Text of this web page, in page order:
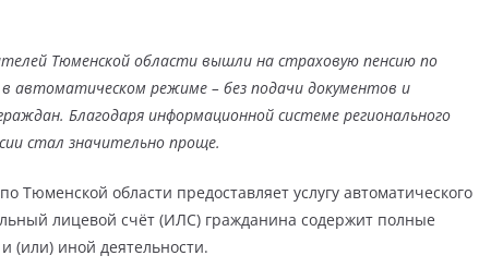
Тюменской области вышли на страховую пенсию по
автоматическом режиме – без подачи документов и
Благодаря информационной системе регионального
стал значительно проще.
Тюменской области предоставляет услугу автоматического
лицевой счёт (ИЛС) гражданина содержит полные
(или) иной деятельности.